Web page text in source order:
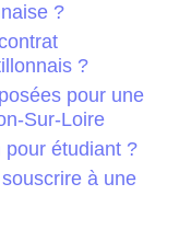
?
?
pour une
Sur-Loire
pour étudiant ?
à une